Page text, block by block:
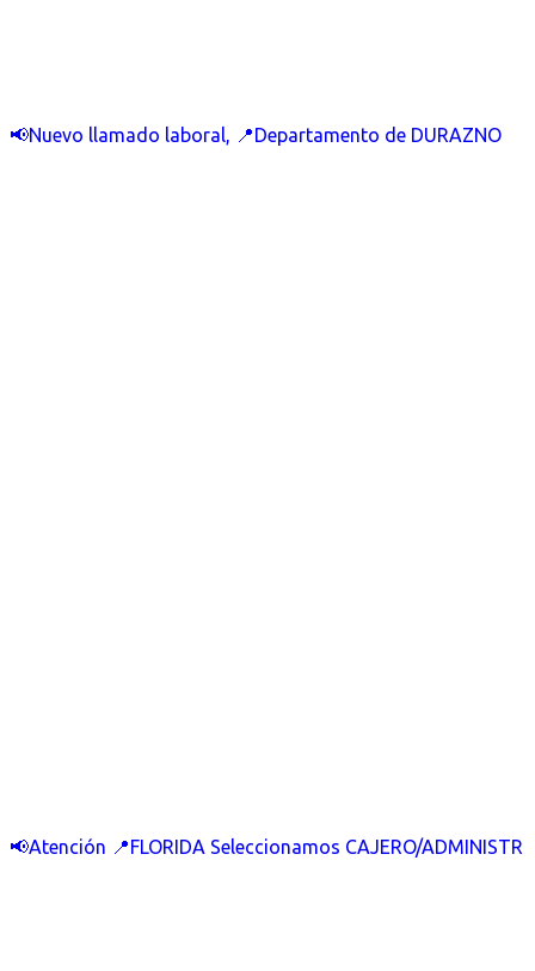
📢Nuevo llamado laboral, 📍Departamento de DURAZNO
📢Atención 📍FLORIDA Seleccionamos CAJERO/ADMINISTR